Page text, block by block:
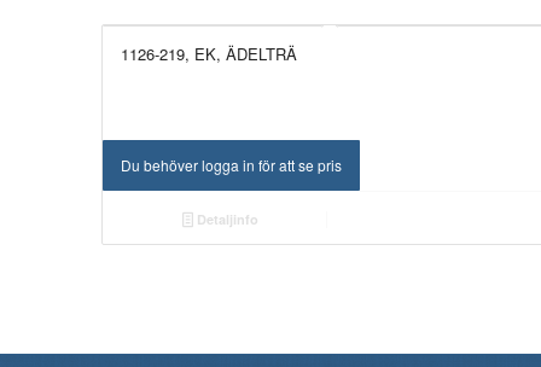
1126-219, EK, ÄDELTRÄ
Du behöver logga in för att se pris
Detaljinfo